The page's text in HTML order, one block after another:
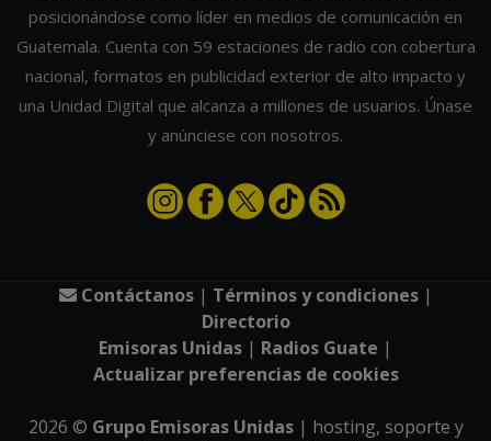
posicionándose como líder en medios de comunicación en
Guatemala. Cuenta con 59 estaciones de radio con cobertura
nacional, formatos en publicidad exterior de alto impacto y
una Unidad Digital que alcanza a millones de usuarios. Únase
y anúnciese con nosotros.
Contáctanos| Términos y condiciones|
Directorio
Emisoras Unidas | Radios Guate |
Actualizar preferencias de cookies
2026 © Grupo Emisoras Unidas| hosting, soporte y